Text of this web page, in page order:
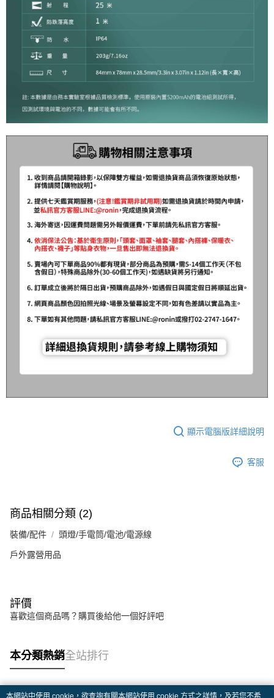
顯示電腦版詳細說明
客服
商品相關分類 (2)
裝備/配件 頭燈/手電筒/電池/電源線
戶外露營用品
評價
喜歡這個商品嗎？購買後給他一個好評吧
本分類熱銷全站排行
本網站中使用 cookie，欲查詢有關本網站使用 cookie 方式之詳情，及若您不希